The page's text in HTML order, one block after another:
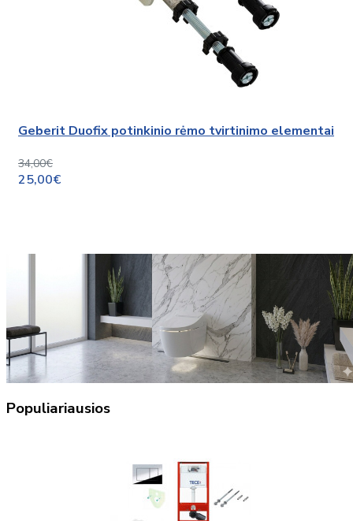
Geberit Duofix potinkinio rėmo tvirtinimo elementai
34,00€
25,00€
Populiariausios